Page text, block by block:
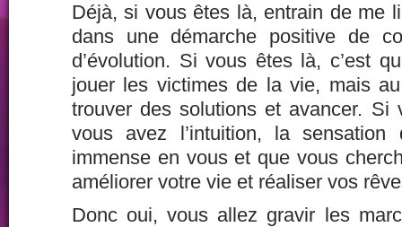
Déjà, si vous êtes là, entrain de me
dans une démarche positive de
d’évolution. Si vous êtes là, c’est
jouer les victimes de la vie, mais
trouver des solutions et avancer. Si
vous avez l’intuition, la
immense en vous et que vous
améliorer votre vie et réaliser vos
Donc oui, vous allez gravir les